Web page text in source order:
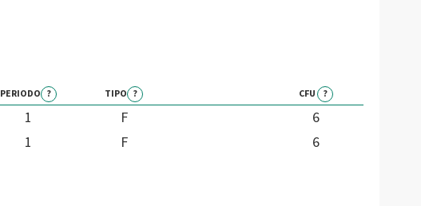
PERIODO ? TIPO ? CFU ?
1 F
6
1 F 6